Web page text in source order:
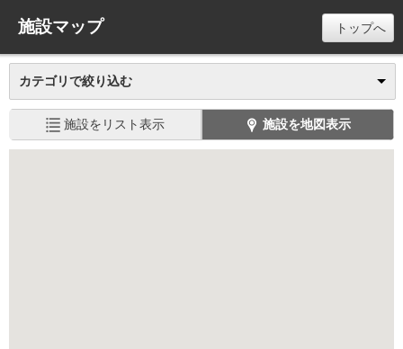
施設マップ トップへ
カテゴリで絞り込む
施設をリスト表示 施設を地図表示